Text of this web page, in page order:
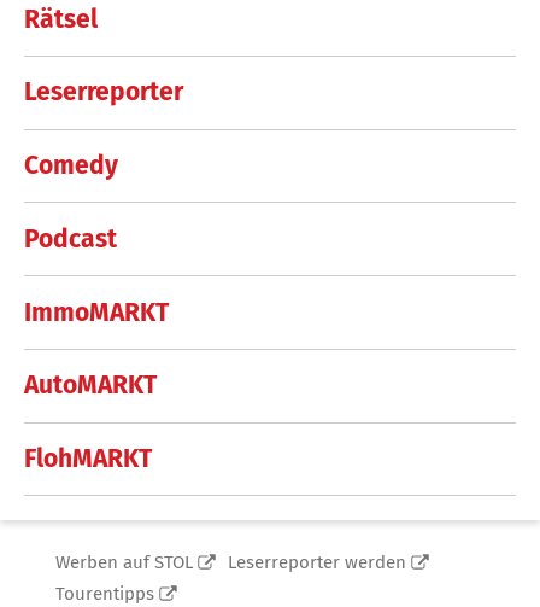
Rätsel
Leserreporter
Comedy
Podcast
ImmoMARKT
AutoMARKT
FlohMARKT
Werben auf STOL
Leserreporter werden
Tourentipps